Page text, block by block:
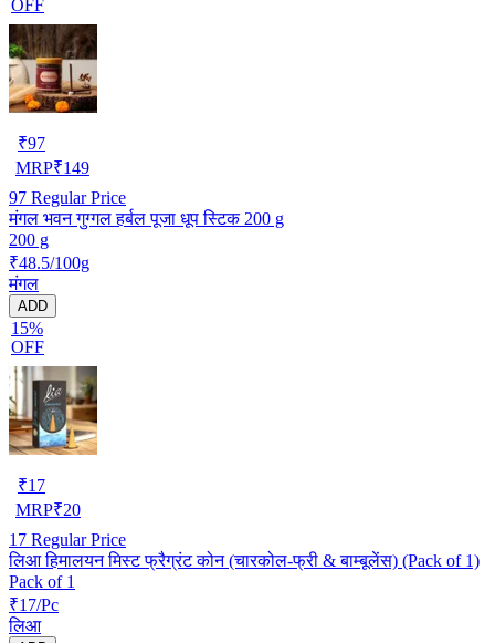
OFF
₹97
MRP₹149
97 Regular Price
मंगल भवन गुग्गल हर्बल पूजा धूप स्टिक 200 g
200 g
₹48.5/100g
मंगल
ADD
15%
OFF
₹17
MRP₹20
17 Regular Price
लिआ हिमालयन मिस्ट फ्रैग्रंट कोन (चारकोल-फ्री & बाम्बूलेंस) (Pack of 1)
Pack of 1
₹17/Pc
लिआ